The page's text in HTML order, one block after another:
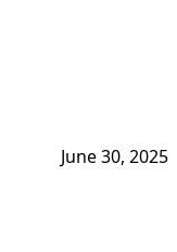
June 30, 2025